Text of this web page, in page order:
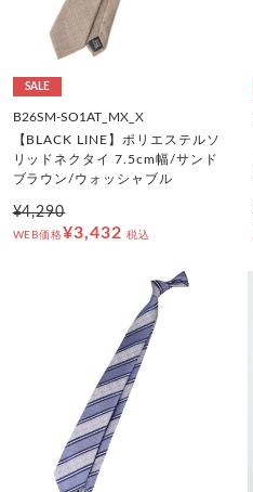
SALE
B26SM-SO1AT_MX_X
【BLACK LINE】ポリエステルソ
リッドネクタイ 7.5cm幅/サンド
ブラウン/ウォッシャブル
¥4,290
WEB価格¥3,432 税込